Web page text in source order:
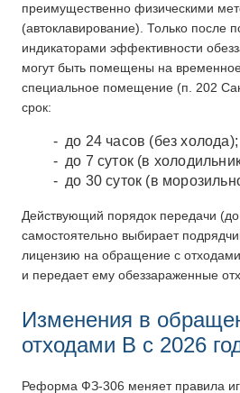
преимущественно физическими
(автоклавирование). Только после
индикаторами эффективности
могут быть помещены на
специальное помещение (п. 202
срок:
до 24 часов (без холода);
до 7 суток (в
до 30 суток (в
Действующий порядок передачи
самостоятельно выбирает
лицензию на обращение с отходами
и передает ему обеззараженные
Изменения в
отходами В с 2026
Реформа ФЗ-306 меняет правила